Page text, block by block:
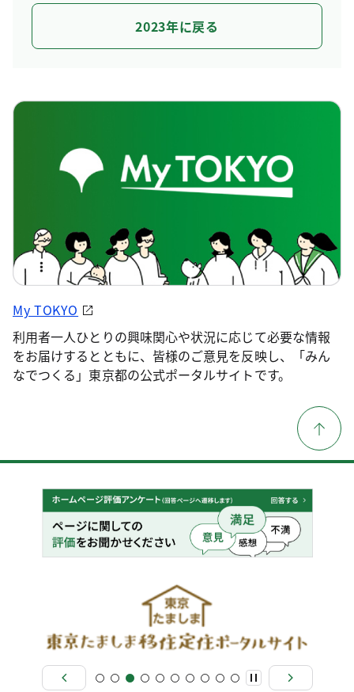
2023年に戻る
My TOKYO
利用者一人ひとりの興味関心や状況に応じて必要な情報
をお届けするとともに、皆様のご意見を反映し、「みん
なでつくる」東京都の公式ポータルサイトです。